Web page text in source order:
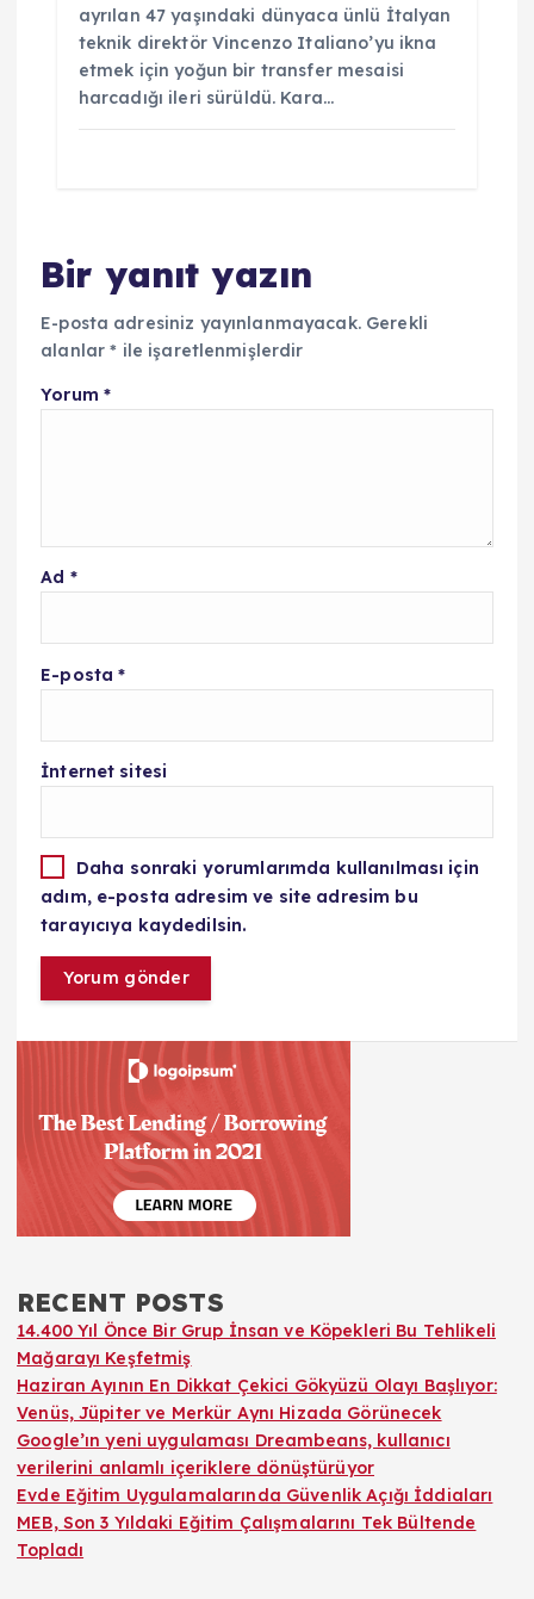
ayrılan 47 yaşındaki dünyaca ünlü İtalyan
teknik direktör Vincenzo Italiano’yu ikna
etmek için yoğun bir transfer mesaisi
harcadığı ileri sürüldü. Kara…
Bir yanıt yazın
E-posta adresiniz yayınlanmayacak. Gerekli
alanlar* ile işaretlenmişlerdir
Yorum *
Ad *
E-posta*
İnternet sitesi
Daha sonraki yorumlarımda kullanılması için
adım, e-posta adresim ve site adresim bu
tarayıcıya kaydedilsin.
RECENT POSTS
14.400 Yıl Önce Bir Grup İnsan ve Köpekleri Bu Tehlikeli
Mağarayı Keşfetmiş
Haziran Ayının En Dikkat Çekici Gökyüzü Olayı Başlıyor:
Venüs, Jüpiter ve Merkür Aynı Hizada Görünecek
Google’ın yeni uygulaması Dreambeans, kullanıcı
verilerini anlamlı içeriklere dönüştürüyor
Evde Eğitim Uygulamalarında Güvenlik Açığı İddiaları
MEB, Son 3 Yıldaki Eğitim Çalışmalarını Tek Bültende
Topladı